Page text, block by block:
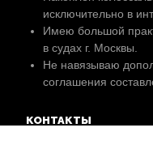
исключительно в
Имею большой
в судах г. Москвы.
Не навязываю
соглашения
КОНТАКТЫ